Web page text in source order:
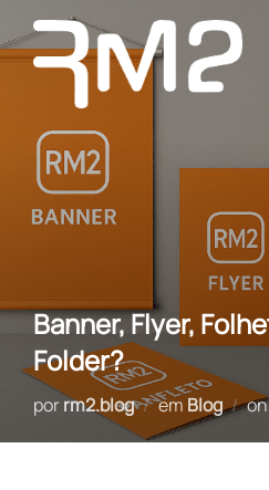
Pular
para
conteúdo
Banner, Flyer,
Folder?
porrm2.blog em Blog on